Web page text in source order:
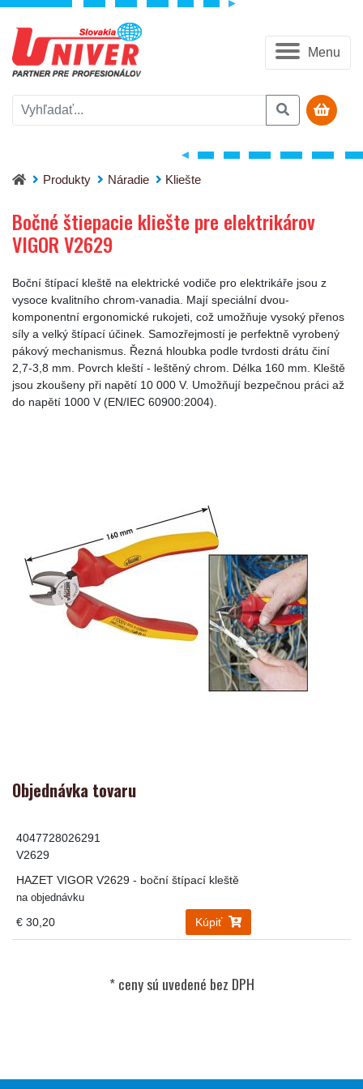
Menu
Produkty Náradie Kliešte
Bočné štiepacie kliešte pre elektrikárov VIGOR V2629
Bočné štiepacie kliešte pre elektrikárov
VIGOR V2629
Boční štípací kleště na elektrické vodiče pro elektrikáře jsou z
vysoce kvalitního chrom-vanadia. Mají speciální dvou-
komponentní ergonomické rukojeti, což umožňuje vysoký přenos
síly a velký štípací účinek. Samozřejmostí je perfektně vyrobený
pákový mechanismus. Řezná hloubka podle tvrdosti drátu činí
2,7-3,8 mm. Povrch kleští - leštěný chrom. Délka 160 mm. Kleště
jsou zkoušeny při napětí 10 000 V. Umožňují bezpečnou práci až
do napětí 1000 V (EN/IEC 60900:2004).
Objednávka tovaru
4047728026291
V2629
HAZET VIGOR V2629 - boční štípací kleště
na objednávku
€ 30,20 Kúpiť